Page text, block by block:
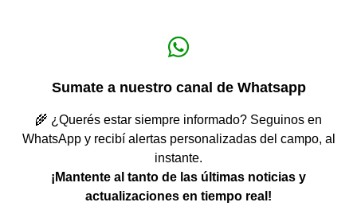
Sumate a nuestro canal de Whatsapp
🌾 ¿Querés estar siempre informado? Seguinos en
WhatsApp y recibí alertas personalizadas del campo, al
instante.
¡Mantente al tanto de las últimas noticias y
actualizaciones en tiempo real!